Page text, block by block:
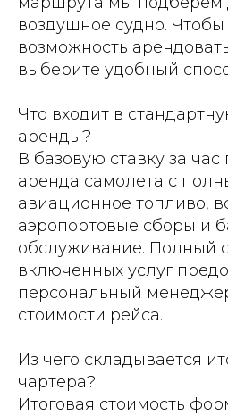
воздушное судно. Чтобы
возможность
выберите удобный
Что входит в
аренды?
В базовую ставку за час
аренда самолета с
авиационное топливо,
аэропортовые сборы и
обслуживание. Полный
включенных услуг
персональный
стоимости рейса.
Из чего складывается
чартера?
Итоговая стоимость